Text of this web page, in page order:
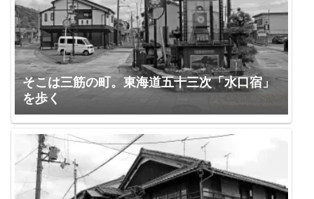
そこは三筋の町。東海道五十三次「水口宿」
を歩く